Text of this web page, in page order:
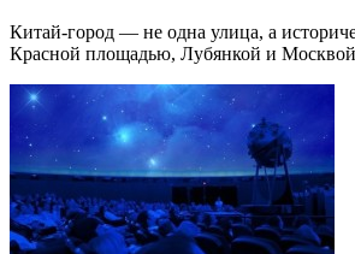
Китай-город — не одна улица, а
Красной площадью, Лубянкой и